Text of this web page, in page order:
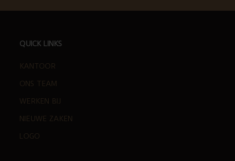
FOOTER
QUICK LINKS
KANTOOR
ONS TEAM
WERKEN BIJ
NIEUWE ZAKEN
LOGO